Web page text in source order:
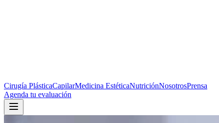
Cirugía PlásticaCapilarMedicina EstéticaNutriciónNosotrosPrensa
Agenda tu evaluación